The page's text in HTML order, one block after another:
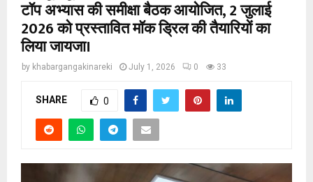
टॉप अभ्यास की समीक्षा बैठक आयोजित, 2 जुलाई
2026 को प्रस्तावित मॉक ड्रिल की तैयारियों का
लिया जायजा।
by khabargangakinareki July 1, 2026 0 33
SHARE 0